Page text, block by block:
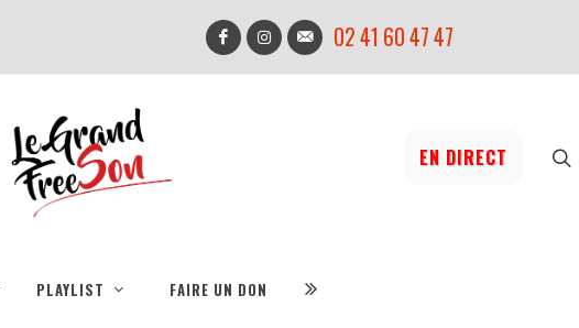
02 41 60 47 47
EN DIRECT
PLAYLIST FAIRE UN DON